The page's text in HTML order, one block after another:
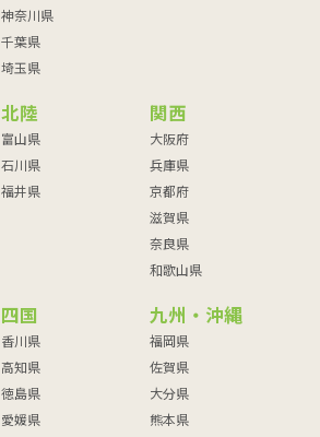
神奈川県
千葉県
埼玉県
北陸
富山県
石川県
福井県
関西
大阪府
兵庫県
京都府
滋賀県
奈良県
和歌山県
四国
香川県
高知県
徳島県
愛媛県
九州・沖縄
福岡県
佐賀県
大分県
熊本県